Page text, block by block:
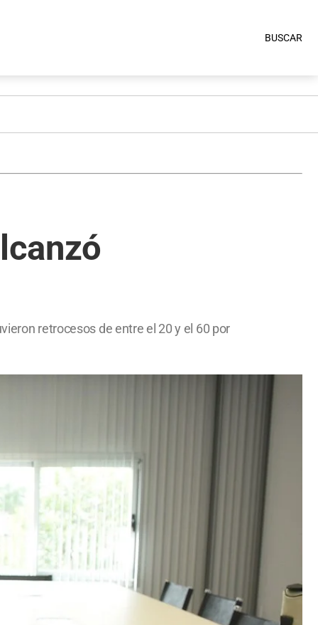
BUSCAR
retrocesos de entre el 20 y el 60 por